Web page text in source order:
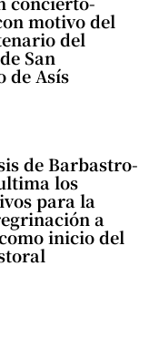
motivo del
del
San
de Asís
de Barbastro-
los
para la
a
inicio del